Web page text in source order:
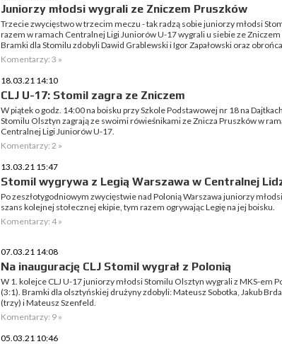
Juniorzy młodsi wygrali ze Zniczem Pruszków
Trzecie zwycięstwo w trzecim meczu - tak radzą sobie juniorzy młodsi
razem w ramach Centralnej Ligi Juniorów U-17 wygrali u siebie ze
Bramki dla Stomilu zdobyli Dawid Grablewski i Igor Zapałowski oraz
Komentarzy: 3 »
18.03.21 14:10
CLJ U-17: Stomil zagra ze Zniczem
W piątek o godz. 14:00 na boisku przy Szkole Podstawowej nr 18 na
Stomilu Olsztyn zagrają ze swoimi rówieśnikami ze Znicza Pruszków w
Centralnej Ligi Juniorów U-17.
Komentarzy: 2 »
13.03.21 15:47
Stomil wygrywa z Legią Warszawa w Centralnej
Po zeszłotygodniowym zwycięstwie nad Polonią Warszawa juniorzy
szans kolejnej stołecznej ekipie, tym razem ogrywając Legię na jej boisku.
Komentarzy: 4 »
07.03.21 14:08
Na inaugurację CLJ Stomil wygrał z Polonią
W 1. kolejce CLJ U-17 juniorzy młodsi Stomilu Olsztyn wygrali z MKS-em
(3:1). Bramki dla olsztyńskiej drużyny zdobyli: Mateusz Sobotka, Jakub
(trzy) i Mateusz Szenfeld.
Komentarzy: 9 »
05.03.21 10:46